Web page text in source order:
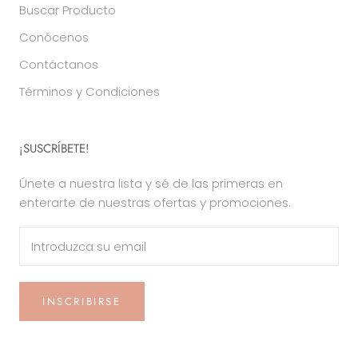
Buscar Producto
Conócenos
Contáctanos
Términos y Condiciones
¡SUSCRÍBETE!
Únete a nuestra lista y sé de las primeras en
enterarte de nuestras ofertas y promociones.
INSCRIBIRSE